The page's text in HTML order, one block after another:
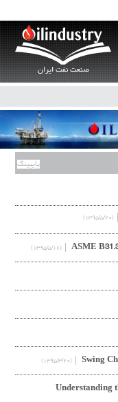
صنعت نفت ایران
پایپینگ
(۱۳۹۵/۵/۲۰)
(۱۳۹۵/۵/۱۶)
(۱۳۹۵/۳/۲۰)